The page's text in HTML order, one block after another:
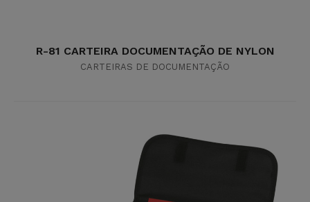
R-81 CARTEIRA DOCUMENTAÇÃO DE NYLON
CARTEIRAS DE DOCUMENTAÇÃO